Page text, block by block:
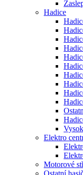
Hadice
Elektro
Motorové
Ostatní